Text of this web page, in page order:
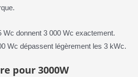
Wc donnent 3 000 Wc exactement.
Wc dépassent légèrement les 3 kWc.
pour 3000W